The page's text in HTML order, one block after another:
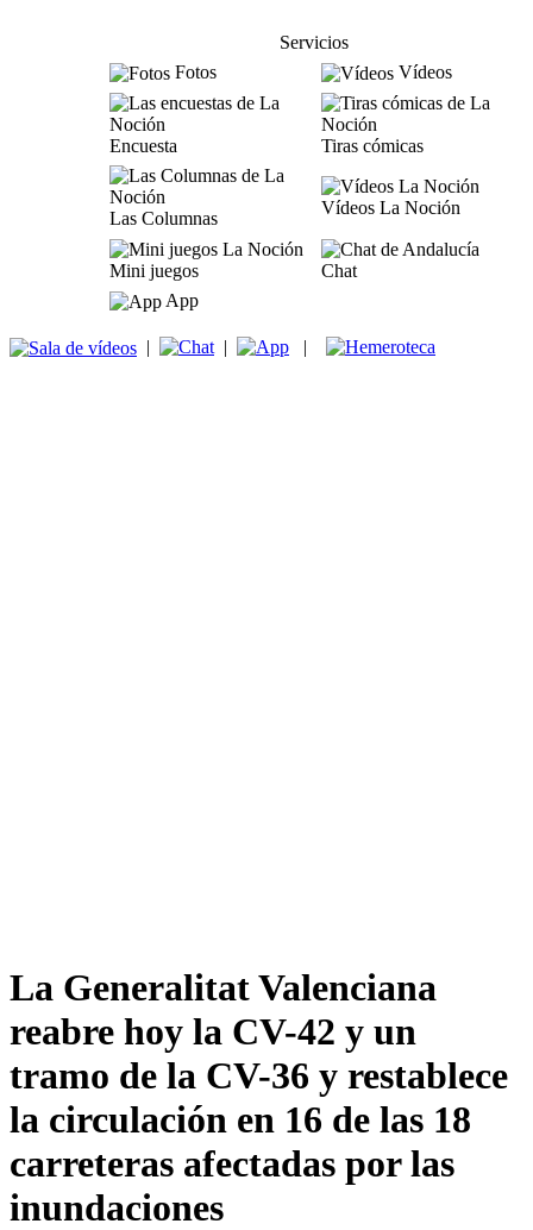
Servicios
Fotos
Vídeos
Encuesta Tiras cómicas
Las Columnas
Vídeos La Noción
Mini juegos
Chat
App
| | |
La Generalitat Valenciana
reabre hoy la CV-42 y un
tramo de la CV-36 y restablece
la circulación en 16 de las 18
carreteras afectadas por las
inundaciones